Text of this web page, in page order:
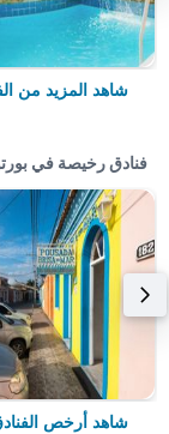
شاهد المزيد من
فنادق رخيصة في
شاهد أرخص